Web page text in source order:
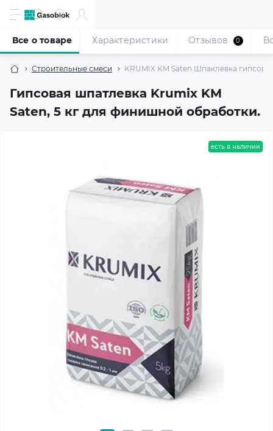
Строительные смеси KRUMIX KM Saten Шпаклевка
Гипсовая шпатлевка Krumix KM
Saten, 5 кг для финишной обработки.
Все о товаре Характеристики Отзывов 0
есть в наличии